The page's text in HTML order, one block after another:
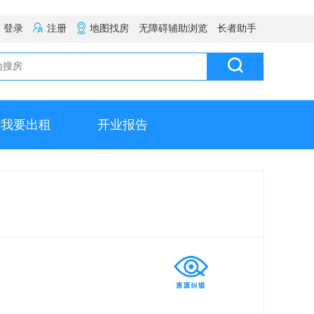
登录 注册 地图找房 无障碍辅助浏览 长者助手
我要出租 开业报告